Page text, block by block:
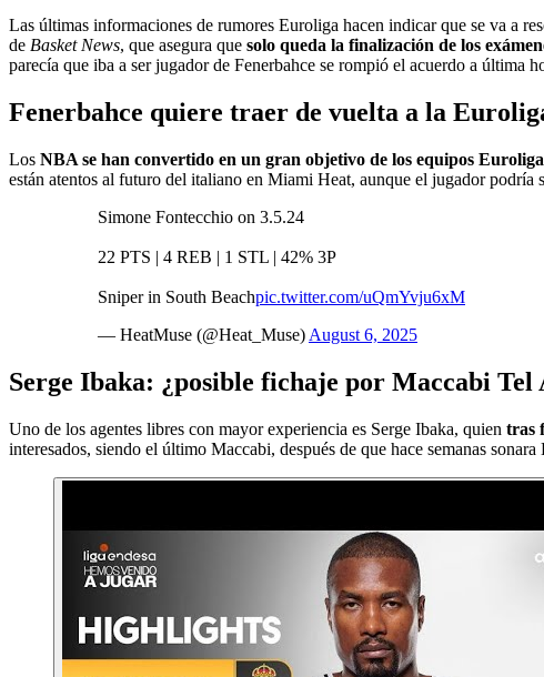
Las últimas informaciones de rumores Euroliga hacen indicar que se va a
de Basket News, que asegura que solo queda la finalización de los
parecía que iba a ser jugador de Fenerbahce se rompió el acuerdo a última
Fenerbahce quiere traer de vuelta a la
Los NBA se han convertido en un gran objetivo de los equipos Euroliga
están atentos al futuro del italiano en Miami Heat, aunque el jugador podría
Simone Fontecchio on 3.5.24
22 PTS | 4 REB | 1 STL | 42% 3P
Sniper in South Beachpic.twitter.com/uQmYvju6xM
— HeatMuse (@Heat_Muse) August 6, 2025
Serge Ibaka: ¿posible fichaje por Maccabi Tel
Uno de los agentes libres con mayor experiencia es Serge Ibaka, quien tras
interesados, siendo el último Maccabi, después de que hace semanas